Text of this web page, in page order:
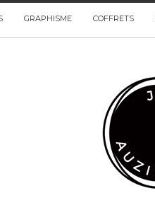
GRAPHISME COFFRETS